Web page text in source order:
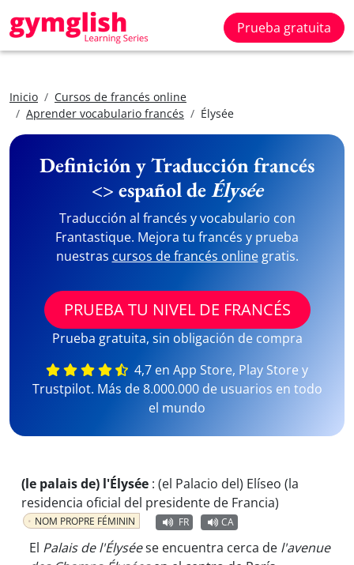
Prueba gratuita
Inicio
Cursos de francés online
Aprender vocabulario francés
Élysée
Definición y Traducción francés
<> español deÉlysée
Traducción al francés y vocabulario con
Frantastique. Mejora tu francés y prueba
nuestras cursos de francés onlinegratis.
PRUEBA TU NIVEL DE FRANCÉS
Prueba gratuita, sin obligación de compra
4,7 en App Store, Play Store y
Trustpilot. Más de 8.000.000 de usuarios en todo
el mundo
(le palais de) l'Élysée : (el Palacio del) Elíseo (la
residencia oficial del presidente de Francia)
NOM PROPRE FÉMININ FR CA
El Palais de l'Élyséese encuentra cerca de l'avenue